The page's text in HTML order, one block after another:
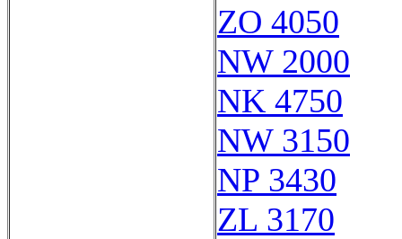
ZO 4050
NW 2000
NK 4750
NW 3150
NP 3430
ZL 3170